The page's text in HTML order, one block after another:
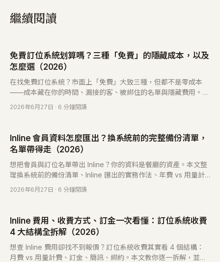
繼續閱讀
免費訂位系統划算嗎？三種「免費」的隱藏成本，以及
怎麼選（2026）
在找免費訂位系統？市面上「免費」大致三種，但都不是零成本
——成本藏在你的時間、漏接的客、被綁住的名單與隱藏費用。這
篇幫你拆清楚，並用你的訂位量算划不划算。
2026年6月27日 · 6 分鐘閱讀
Inline 會員資料怎麼匯出？換系統前的完整備份清單，
名單帶得走（2026）
想把會員與訂位名單帶出 Inline？你的資料是餐廳的資產。本文整
理換系統前的備份清單、Inline 匯出的實務作法、年費 vs 用量計
費怎麼算，以及換系統其實不會丟客的原因。
2026年6月27日 · 6 分鐘閱讀
Inline 費用、收費方式、訂金一次看懂：訂位系統收費
4 大結構全拆解（2026）
想查 Inline 費用卻找不到報價？訂位系統收費其實看 4 個結構：
月費 vs 用量計費、訂金、簡訊、綁約。本文教你逐一拆解，並附